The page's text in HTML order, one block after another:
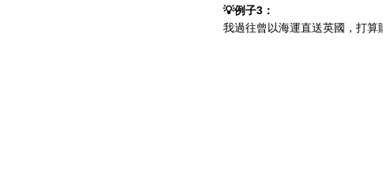
💡例子3：
我過往曾以海運直送英國，打算